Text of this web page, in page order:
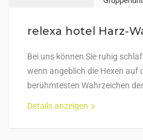
relexa hotel Harz-
Bei uns können Sie ruhig
wenn angeblich die Hexen auf
berühmtesten Wahrzeichen
Details anzeigen